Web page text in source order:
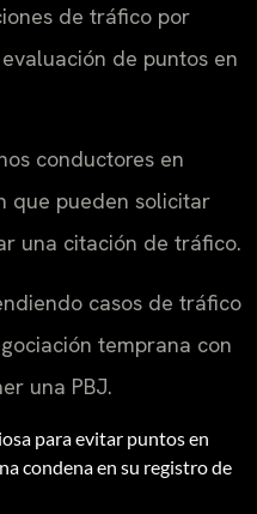
de tráfico por
de puntos en
conductores en
que pueden solicitar
una citación de tráfico.
casos de tráfico
temprana con
una PBJ.
para evitar puntos en
condena en su registro de